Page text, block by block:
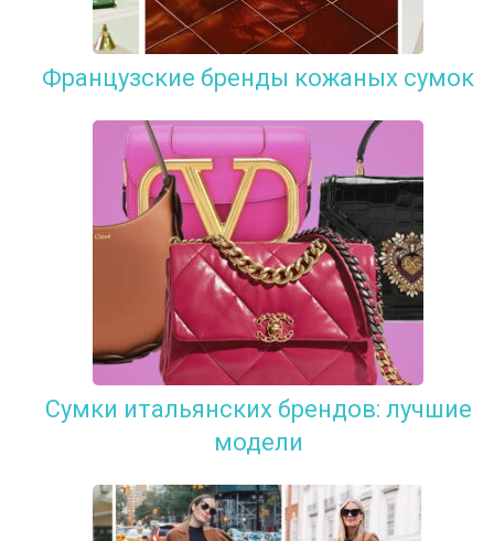
Французские бренды кожаных сумок
Сумки итальянских брендов: лучшие
модели